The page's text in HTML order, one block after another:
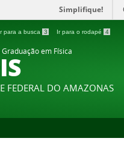
Simplifique!
para a busca 3 Ir para o rodapé 4
em Física
FEDERAL DO AMAZONAS